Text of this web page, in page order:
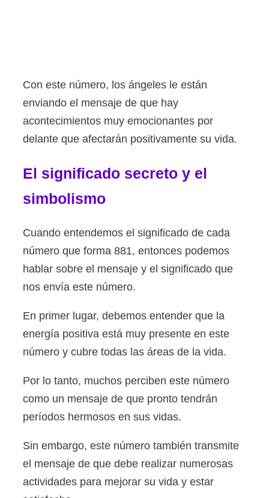
Con este número, los ángeles le están
enviando el mensaje de que hay
acontecimientos muy emocionantes por
delante que afectarán positivamente su vida.
El significado secreto y el
simbolismo
Cuando entendemos el significado de cada
número que forma 881, entonces podemos
hablar sobre el mensaje y el significado que
nos envía este número.
En primer lugar, debemos entender que la
energía positiva está muy presente en este
número y cubre todas las áreas de la vida.
Por lo tanto, muchos perciben este número
como un mensaje de que pronto tendrán
períodos hermosos en sus vidas.
Sin embargo, este número también transmite
el mensaje de que debe realizar numerosas
actividades para mejorar su vida y estar